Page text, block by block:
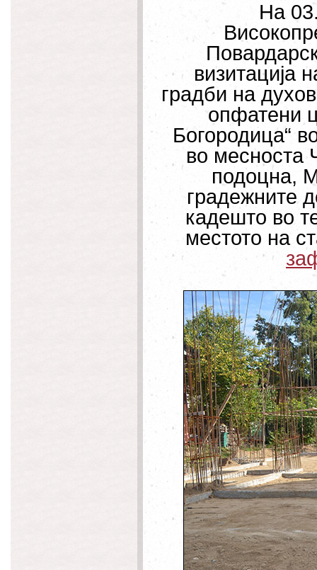
На
визитација
градби на
опфатени
Богородица“
во месноста
подоцна,
градежните
кадешто во
местото на